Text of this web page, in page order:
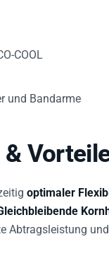
COOL
und Bandarme
optimaler
Abtragsleistung